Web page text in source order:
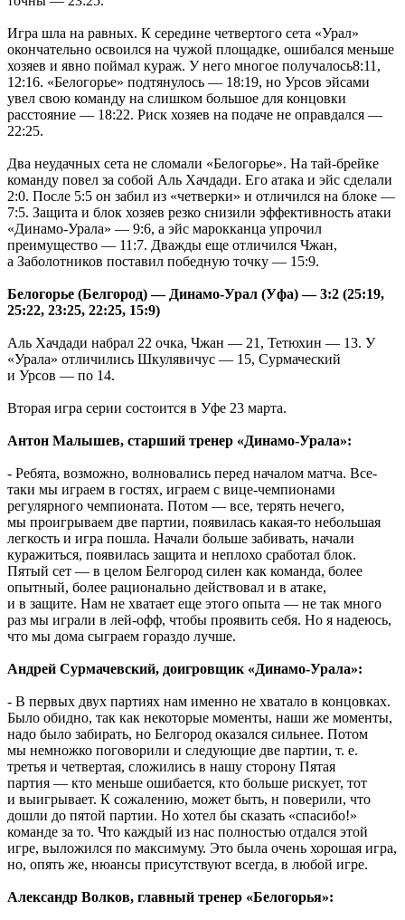
Игра шла на равных. К середине четвертого сета «Урал»
окончательно освоился на чужой площадке, ошибался меньше
хозяев и явно поймал кураж. У него многое получалось8:11,
12:16. «Белогорье» подтянулось — 18:19, но Урсов эйсами
увел свою команду на слишком большое для концовки
расстояние — 18:22. Риск хозяев на подаче не оправдался —
22:25.
Два неудачных сета не сломали «Белогорье». На тай-брейке
команду повел за собой Аль Хачдади. Его атака и эйс сделали
2:0. После 5:5 он забил из «четверки» и отличился на блоке —
7:5. Защита и блок хозяев резко снизили эффективность атаки
«Динамо-Урала» — 9:6, а эйс марокканца упрочил
преимущество — 11:7. Дважды еще отличился Чжан,
а Заболотников поставил победную точку — 15:9.
Белогорье (Белгород) — Динамо-Урал (Уфа) — 3:2 (25:19,
25:22, 23:25, 22:25, 15:9)
Аль Хачдади набрал 22 очка, Чжан — 21, Тетюхин — 13. У
«Урала» отличились Шкулявичус — 15, Сурмаческий
и Урсов — по 14.
Вторая игра серии состоится в Уфе 23 марта.
Антон Малышев, старший тренер «Динамо-Урала»:
- Ребята, возможно, волновались перед началом матча. Все-
таки мы играем в гостях, играем с вице-чемпионами
регулярного чемпионата. Потом — все, терять нечего,
мы проигрываем две партии, появилась какая-то небольшая
легкость и игра пошла. Начали больше забивать, начали
куражиться, появилась защита и неплохо сработал блок.
Пятый сет — в целом Белгород силен как команда, более
опытный, более рационально действовал и в атаке,
и в защите. Нам не хватает еще этого опыта — не так много
раз мы играли в лей-офф, чтобы проявить себя. Но я надеюсь,
что мы дома сыграем гораздо лучше.
Андрей Сурмачевский, доигровщик «Динамо-Урала»:
- В первых двух партиях нам именно не хватало в концовках.
Было обидно, так как некоторые моменты, наши же моменты,
надо было забирать, но Белгород оказался сильнее. Потом
мы немножко поговорили и следующие две партии, т. е.
третья и четвертая, сложились в нашу сторону Пятая
партия — кто меньше ошибается, кто больше рискует, тот
и выигрывает. К сожалению, может быть, н поверили, что
дошли до пятой партии. Но хотел бы сказать «спасибо!»
команде за то. Что каждый из нас полностью отдался этой
игре, выложился по максимуму. Это была очень хорошая игра,
но, опять же, нюансы присутствуют всегда, в любой игре.
Александр Волков, главный тренер «Белогорья»: